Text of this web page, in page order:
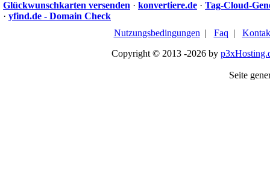
Glückwunschkarten versenden · konvertiere.de · Tag-Cloud-
· yfind.de - Domain Check
Nutzungsbedingungen | Faq |
Copyright © 2013 -2026 by
Seite